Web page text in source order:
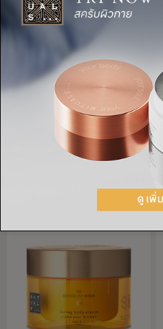
มาสก์ผิวกาย
The Ritual of Karma , มาสก์
ผิวกาย, 50 มล.